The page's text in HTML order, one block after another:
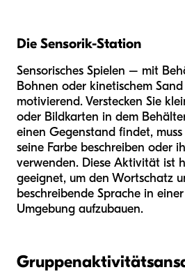
Die Sensorik-Station
Sensorisches Spielen – mit
Bohnen oder kinetischem
motivierend. Verstecken Sie
oder Bildkarten in dem
einen Gegenstand findet,
seine Farbe beschreiben oder
verwenden. Diese Aktivität ist
geeignet, um den Wortschatz
beschreibende Sprache in
Umgebung aufzubauen.